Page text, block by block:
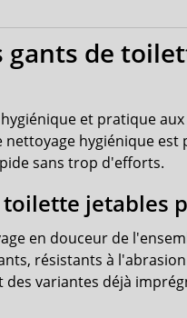
de
et pratique
hygiénique
sans trop d'efforts.
jetables
en douceur de
résistants à
variantes déjà